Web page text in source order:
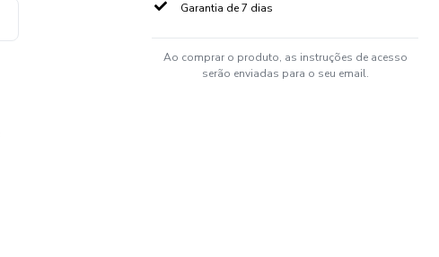
Garantia de 7 dias
Ao comprar o produto, as instruções de acesso
serão enviadas para o seu email.